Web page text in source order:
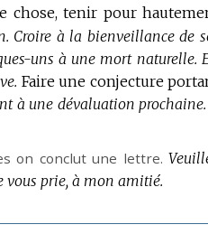
chose, tenir pour
Croire à la bienveillance de
uns à une mort naturelle.
Faire une conjecture
à une dévaluation prochaine.
on conclut une lettre.
vous prie, à mon amitié.